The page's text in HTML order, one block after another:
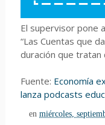
El supervisor pone
“Las Cuentas que
duración que
Fuente: Economía
lanza podcasts
enmiércoles,